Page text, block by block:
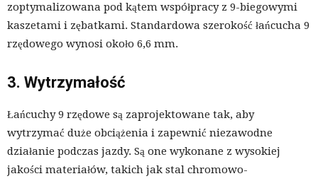
zoptymalizowana pod kątem współpracy z 9-biegowymi
kaszetami i zębatkami. Standardowa szerokość łańcucha 9
rzędowego wynosi około 6,6 mm.
3. Wytrzymałość
Łańcuchy 9 rzędowe są zaprojektowane tak, aby
wytrzymać duże obciążenia i zapewnić niezawodne
działanie podczas jazdy. Są one wykonane z wysokiej
jakości materiałów, takich jak stal chromowo-